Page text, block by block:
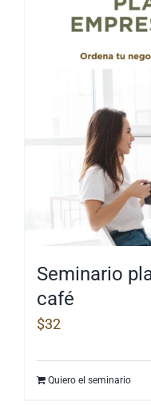
Seminario
café
$32
Quiero el seminario